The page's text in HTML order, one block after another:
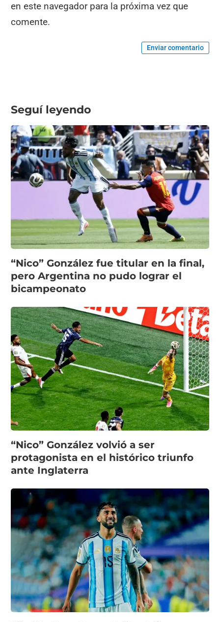
en este navegador para la próxima vez que
comente.
Enviar comentario
Seguí leyendo
“Nico” González fue titular en la final,
pero Argentina no pudo lograr el
bicampeonato
“Nico” González volvió a ser
protagonista en el histórico triunfo
ante Inglaterra